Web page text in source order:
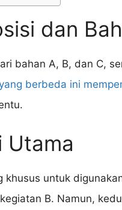
dan
bahan A, B, dan C,
berbeda ini
Utama
khusus untuk
kegiatan B. Namun,